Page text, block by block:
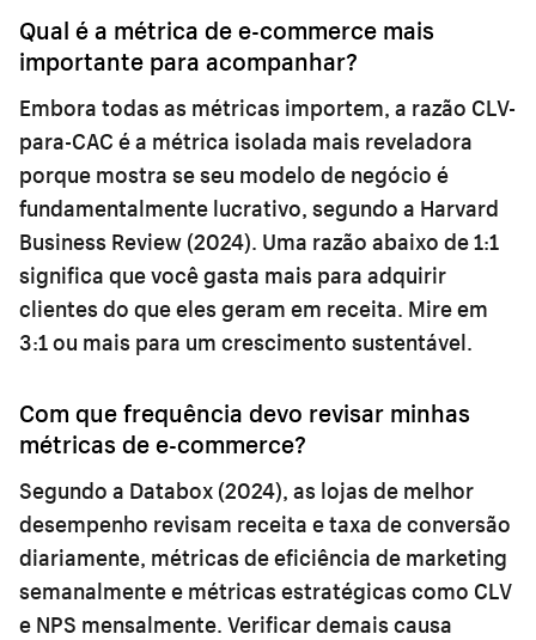
Qual é a métrica de e-commerce mais
importante para acompanhar?
Embora todas as métricas importem, a razão CLV-
para-CAC é a métrica isolada mais reveladora
porque mostra se seu modelo de negócio é
fundamentalmente lucrativo, segundo a Harvard
Business Review (2024). Uma razão abaixo de 1:1
significa que você gasta mais para adquirir
clientes do que eles geram em receita. Mire em
3:1 ou mais para um crescimento sustentável.
Com que frequência devo revisar minhas
métricas de e-commerce?
Segundo a Databox (2024), as lojas de melhor
desempenho revisam receita e taxa de conversão
diariamente, métricas de eficiência de marketing
semanalmente e métricas estratégicas como CLV
e NPS mensalmente. Verificar demais causa